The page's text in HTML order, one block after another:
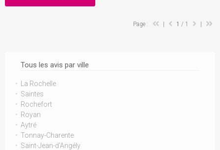
Tous les avis par ville
La Rochelle
Saintes
Rochefort
Royan
Aytré
Tonnay-Charente
Saint-Jean-d'Angély
Page : 1 / 1